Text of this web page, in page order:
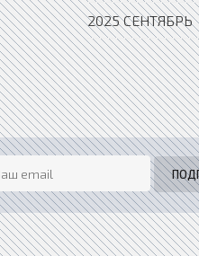
2025 СЕНТЯБРЬ